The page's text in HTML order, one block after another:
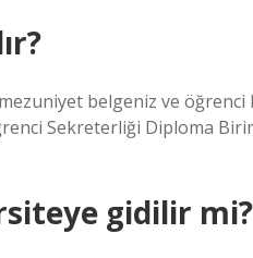
belgeniz ve
Sekreterliği Diploma
gidilir mi?